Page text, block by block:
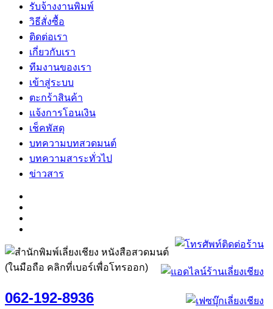
รับจ้างงานพิมพ์
วิธีสั่งซื้อ
ติดต่อเรา
เกี่ยวกับเรา
ทีมงานของเรา
เข้าสู่ระบบ
ตะกร้าสินค้า
แจ้งการโอนเงิน
เช็คพัสดุ
บทความบทสวดมนต์
บทความสาระทั่วไป
ข่าวสาร
(ในมือถือ คลิกที่เบอร์เพื่อโทรออก)
062-192-8936